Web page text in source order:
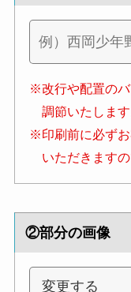
※改行や配置の
調節いたします
※印刷前に必ず
いただきます
②部分の画像